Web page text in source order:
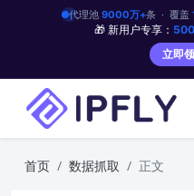
代理池 9000万+条 · 覆盖
🎁 新用户专享：
立即
首页 数据抓取 正文